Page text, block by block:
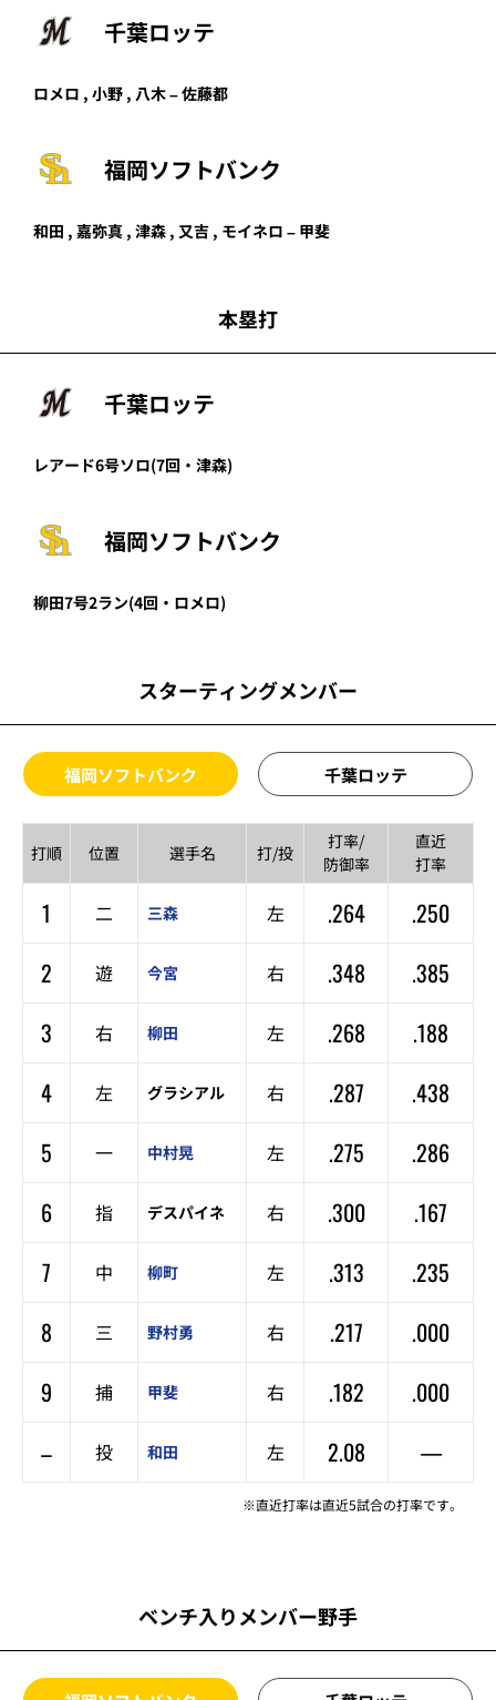
千葉ロッテ
ロメロ , 小野 , 八木–佐藤都
福岡ソフトバンク
和田 , 嘉弥真 , 津森 , 又吉 , モイネロ – 甲斐
本塁打
千葉ロッテ
レアード6号ソロ(7回・ 津森)
福岡ソフトバンク
柳田7号2ラン(4回・ ロメロ)
スターティングメンバー
福岡ソフトバンク 千葉ロッテ
打順 位置 選手名 打/投
打率/
防御率
直近
打率
1 二 三森 左 .264
.250
2
遊 今宮 右 .348
.385
3
右 柳田 左 .268
.188
4
左 グラシアル 右 .287
.438
5
一 中村晃 左 .275
.286
6
指 デスパイネ 右 .300
.167
7
中 柳町 左 .313
.235
8
三 野村勇 右 .217
.000
9
捕 甲斐 右 .182
.000
–
投 和田 左 2.08 —
※直近打率は直近5試合の打率です。
ベンチ入りメンバー野手